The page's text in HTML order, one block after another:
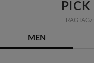
RAGTAG
MEN